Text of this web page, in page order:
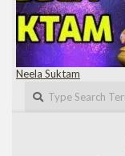
Neela Suktam